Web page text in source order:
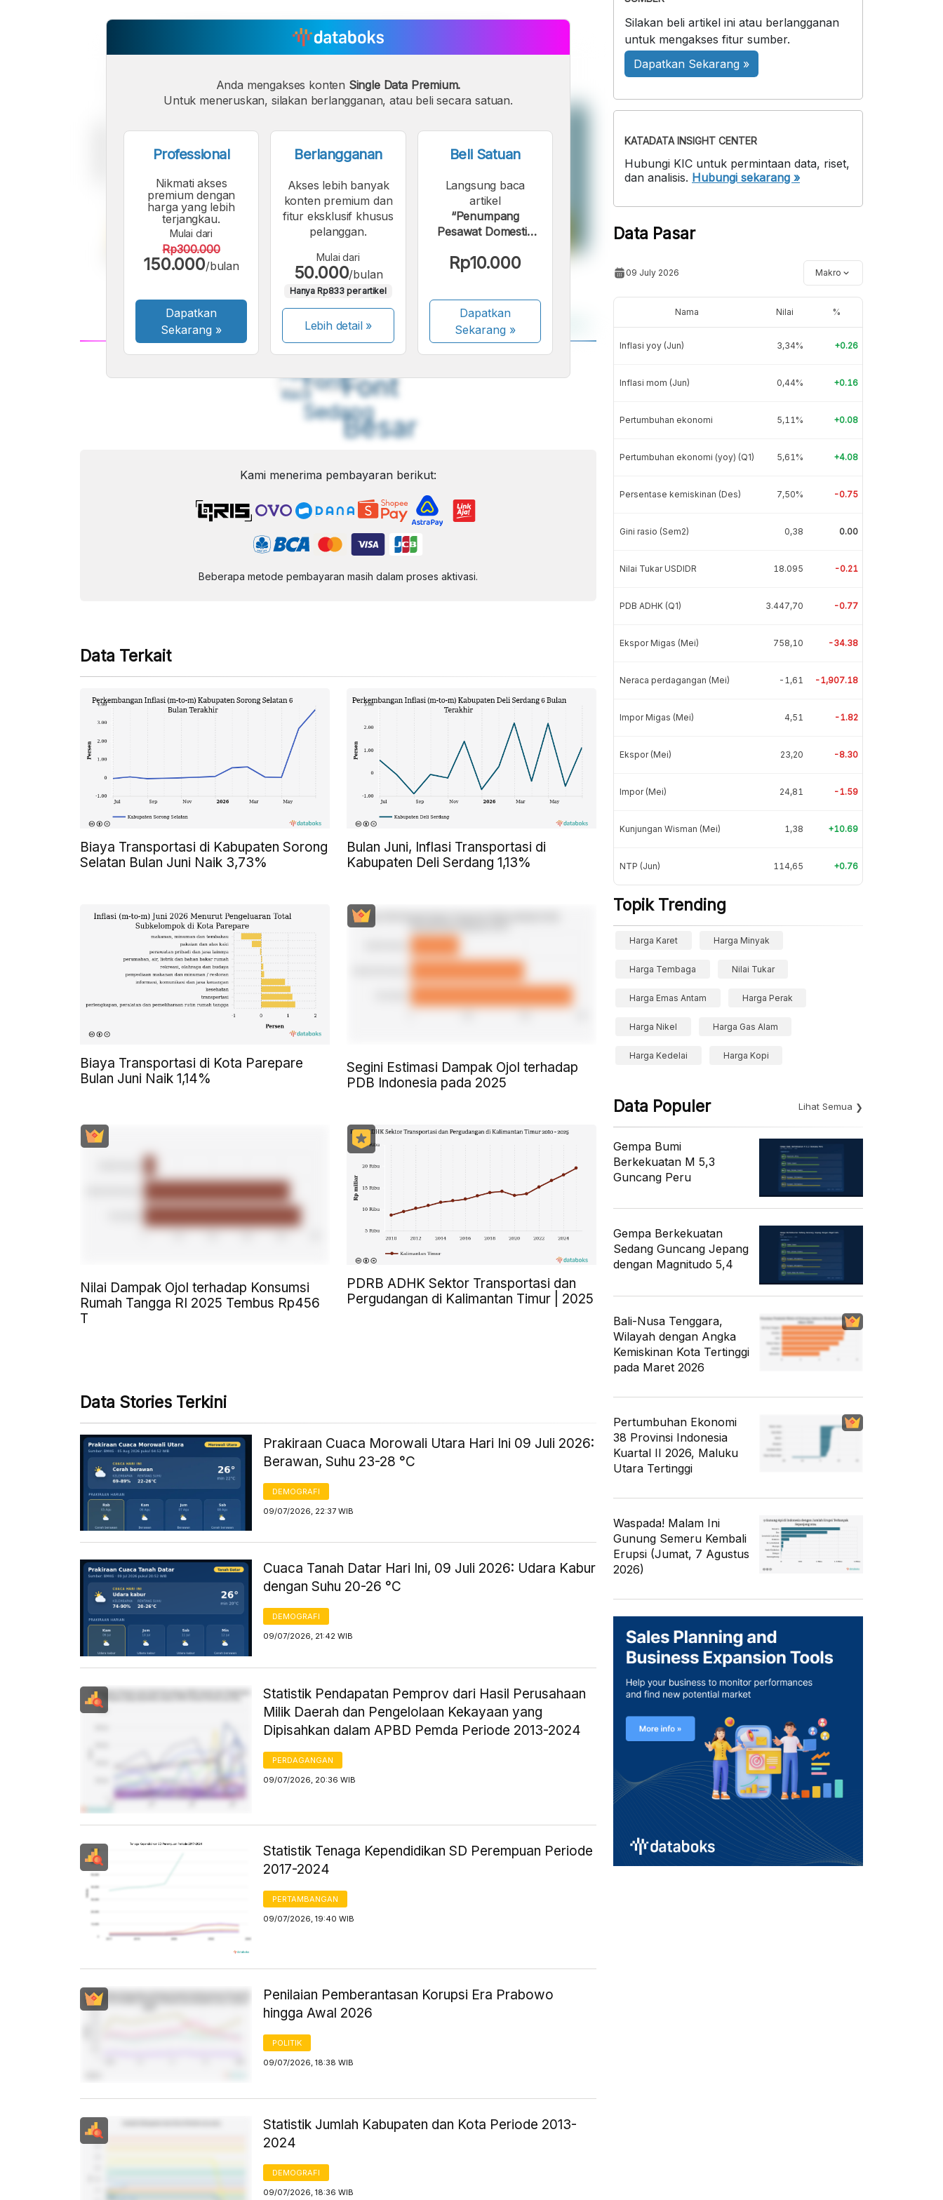
Font
Kecil
Font
Sedang
Font
Besar
Anda mengakses konten Single Data Premium.
Untuk meneruskan, silakan berlangganan, atau beli secara satuan.
Professional
Nikmati akses
premium dengan
harga yang lebih
terjangkau.
Mulai dari
Rp300.000
150.000/bulan
Dapatkan
Sekarang »
Berlangganan
Akses lebih banyak
konten premium dan
fitur eksklusif khusus
pelanggan.
Mulai dari
50.000/bulan
Hanya Rp833 per artikel
Lebih detail »
Beli Satuan
Langsung baca
artikel
“Penumpang
Pesawat Domestik
Turun per
Rp10.000
Dapatkan
Sekarang»
Kami menerima pembayaran berikut:
Beberapa metode pembayaran masih dalam proses aktivasi.
Data Terkait
Biaya Transportasi di Kabupaten Sorong
Selatan Bulan Juni Naik 3,73%
Bulan Juni, Inflasi Transportasi di
Kabupaten Deli Serdang 1,13%
Biaya Transportasi di Kota Parepare
Bulan Juni Naik 1,14%
Segini Estimasi Dampak Ojol terhadap
PDB Indonesia pada 2025
Nilai Dampak Ojol terhadap Konsumsi
Rumah Tangga RI 2025 Tembus Rp456
T
PDRB ADHK Sektor Transportasi dan
Pergudangan di Kalimantan Timur | 2025
Data Stories Terkini
Prakiraan Cuaca Morowali Utara Hari Ini 09 Juli 2026:
Berawan, Suhu 23-28 °C
DEMOGRAFI
09/07/2026, 22:37 WIB
Cuaca Tanah Datar Hari Ini, 09 Juli 2026: Udara Kabur
dengan Suhu 20-26 °C
DEMOGRAFI
09/07/2026, 21:42 WIB
Statistik Pendapatan Pemprov dari Hasil Perusahaan
Milik Daerah dan Pengelolaan Kekayaan yang
Dipisahkan dalam APBD Pemda Periode 2013-2024
PERDAGANGAN
09/07/2026, 20:36 WIB
Statistik Tenaga Kependidikan SD Perempuan Periode
2017-2024
PERTAMBANGAN
09/07/2026, 19:40 WIB
Penilaian Pemberantasan Korupsi Era Prabowo
hingga Awal 2026
POLITIK
09/07/2026, 18:38 WIB
Statistik Jumlah Kabupaten dan Kota Periode 2013-
2024
DEMOGRAFI
09/07/2026, 18:36 WIB
Silakan beli artikel ini atau berlangganan
untuk mengakses fitur sumber.
Dapatkan Sekarang »
KATADATA INSIGHT CENTER
Hubungi KIC untuk permintaan data, riset,
dan analisis. Hubungi sekarang »
Data Pasar
09 July 2026 Makro
Nama Nilai %
Inflasi yoy (Jun) 3,34% +0.26
Inflasi mom (Jun) 0,44% +0.16
Pertumbuhan ekonomi 5,11% +0.08
Pertumbuhan ekonomi (yoy) (Q1) 5,61% +4.08
Persentase kemiskinan (Des) 7,50% -0.75
Gini rasio (Sem2) 0,38 0.00
Nilai Tukar USDIDR 18.095 -0.21
PDB ADHK (Q1) 3.447,70 -0.77
Ekspor Migas (Mei) 758,10 -34.38
Neraca perdagangan (Mei) -1,61 -1,907.18
Impor Migas (Mei) 4,51 -1.82
Ekspor (Mei) 23,20 -8.30
Impor (Mei) 24,81 -1.59
Kunjungan Wisman (Mei) 1,38 +10.69
NTP (Jun) 114,65 +0.76
Topik Trending
Harga Karet Harga Minyak
Harga Tembaga Nilai Tukar
Harga Emas Antam Harga Perak
Harga Nikel Harga Gas Alam
Harga Kedelai Harga Kopi
Data Populer Lihat Semua
Gempa Bumi
Berkekuatan M 5,3
Guncang Peru
Gempa Berkekuatan
Sedang Guncang Jepang
dengan Magnitudo 5,4
Bali-Nusa Tenggara,
Wilayah dengan Angka
Kemiskinan Kota Tertinggi
pada Maret 2026
Pertumbuhan Ekonomi
38 Provinsi Indonesia
Kuartal II 2026, Maluku
Utara Tertinggi
Waspada! Malam Ini
Gunung Semeru Kembali
Erupsi (Jumat, 7 Agustus
2026)